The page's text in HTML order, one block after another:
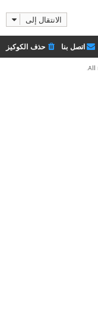
الانتقال إلى
حذف الكوكيز اتصل بنا